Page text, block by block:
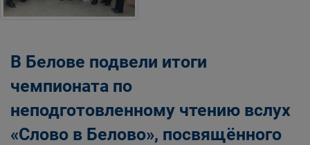
В Белове подвели итоги
чемпионата по
неподготовленному чтению вслух
«Слово в Белово», посвящённого